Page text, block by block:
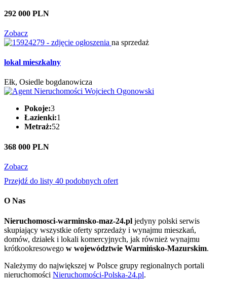
292 000 PLN
Zobacz
na sprzedaż
lokal mieszkalny
Ełk, Osiedle bogdanowicza
Pokoje:3
Łazienki:1
Metraż:52
368 000 PLN
Zobacz
Przejdź do listy 40 podobnych ofert
O Nas
Nieruchomosci-warminsko-maz-24.pl jedyny polski serwis
skupiający wszystkie oferty sprzedaży i wynajmu mieszkań,
domów, działek i lokali komercyjnych, jak również wynajmu
krótkookresowego w województwie Warmińsko-Mazurskim.
Należymy do największej w Polsce grupy regionalnych portali
nieruchomości Nieruchomości-Polska-24.pl.